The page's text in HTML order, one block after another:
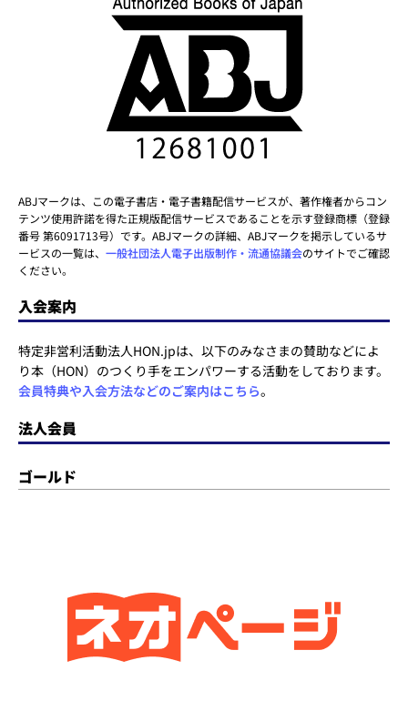
ABJマークは、この電子書店・電子書籍配信サービスが、著作権者からコン
テンツ使用許諾を得た正規版配信サービスであることを示す登録商標（登録
番号 第6091713号）です。ABJマークの詳細、ABJマークを掲示しているサ
ービスの一覧は、 一般社団法人電子出版制作・流通協議会のサイトでご確認
ください。
入会案内
特定非営利活動法人HON.jpは、以下のみなさまの賛助などによ
り本（HON）のつくり手をエンパワーする活動をしております。
会員特典や入会方法などのご案内はこちら。
法人会員
ゴールド